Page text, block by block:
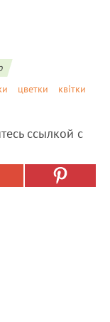
цветки квітки
ссылкой с